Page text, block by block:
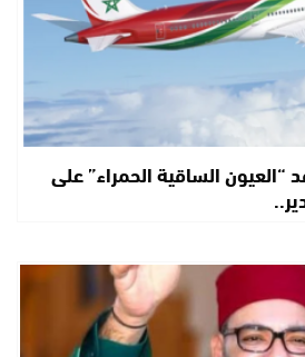
“العيون الساقية الحمراء” على